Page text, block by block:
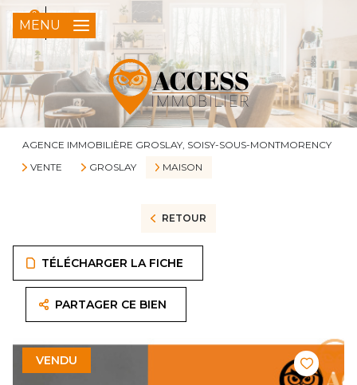
0
FR
MENU
AGENCE IMMOBILIÈRE GROSLAY, SOISY-SOUS-MONTMORENCY
VENTE
GROSLAY MAISON
RETOUR
TÉLÉCHARGER LA FICHE
PARTAGER CE BIEN
VENDU